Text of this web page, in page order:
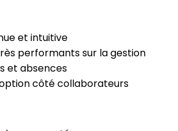
et intuitive
performants sur la gestion
et absences
côté collaborateurs